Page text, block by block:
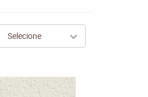
Selecione